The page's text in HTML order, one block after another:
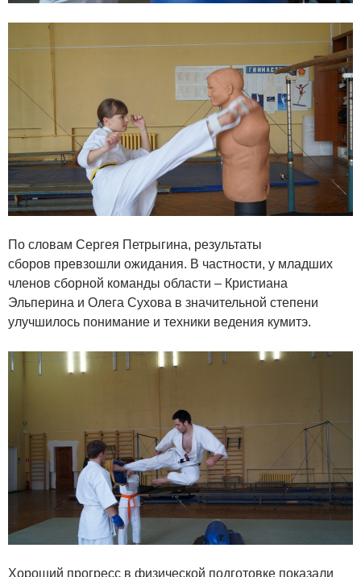
По словам Сергея Петрыгина, результаты
сборов превзошли ожидания. В частности, у младших
членов сборной команды области – Кристиана
Эльперина и Олега Сухова в значительной степени
улучшилось понимание и техники ведения кумитэ.
Хороший прогресс в физической подготовке показали